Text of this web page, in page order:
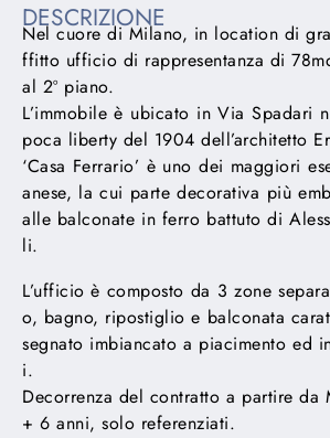
DESCRIZIONE
Nel cuore di Milano, in location di
ffitto ufficio di rappresentanza di
al 2º piano.
L’immobile è ubicato in Via Spadari
poca liberty del 1904 dell’architetto
‘Casa Ferrario’ è uno dei maggiori
anese, la cui parte decorativa più
alle balconate in ferro battuto di
li.
L’ufficio è composto da 3 zone
o, bagno, ripostiglio e balconata
segnato imbiancato a piacimento ed
i.
Decorrenza del contratto a partire da
+ 6 anni, solo referenziati.